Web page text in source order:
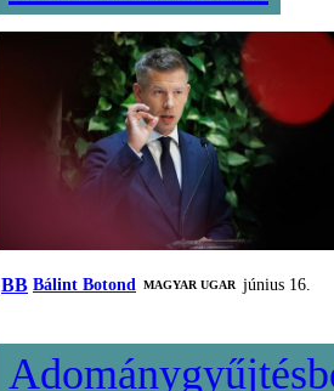
BB Bálint Botond MAGYAR UGAR június 16.